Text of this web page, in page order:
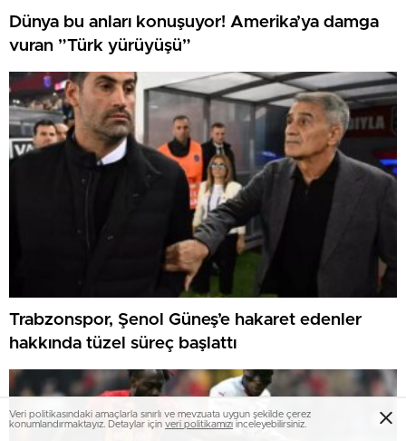
Dünya bu anları konuşuyor! Amerika’ya damga
vuran ”Türk yürüyüşü”
Trabzonspor, Şenol Güneş’e hakaret edenler
hakkında tüzel süreç başlattı
Veri politikasındaki amaçlarla sınırlı ve mevzuata uygun şekilde çerez
konumlandırmaktayız. Detaylar için veri politikamızı inceleyebilirsiniz.